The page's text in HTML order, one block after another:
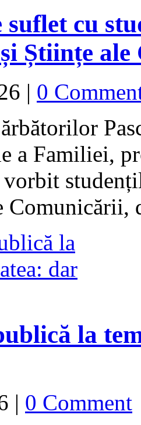
suflet cu
Științe
| 0
a Familiei,
la
| 0 Comment